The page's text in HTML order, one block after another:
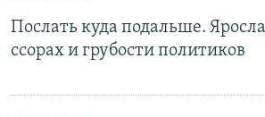
Послать куда подальше.
ссорах и грубости политиков